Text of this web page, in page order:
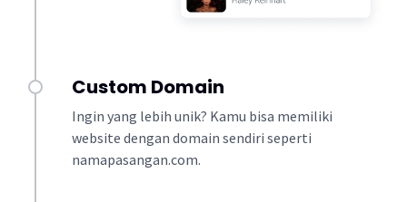
Custom Domain
Ingin yang lebih unik? Kamu bisa memiliki
website dengan domain sendiri seperti
namapasangan.com.